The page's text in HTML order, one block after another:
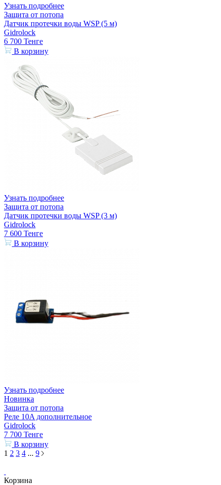
Узнать подробнее
Защита от потопа
Датчик протечки воды WSP (5 м)
Gidrolock
6 700 Тенге
В корзину
Узнать подробнее
Защита от потопа
Датчик протечки воды WSP (3 м)
Gidrolock
7 600 Тенге
В корзину
Узнать подробнее
Новинка
Защита от потопа
Реле 10A дополнительное
Gidrolock
7 700 Тенге
В корзину
1 2 3 4 ... 9
Корзина